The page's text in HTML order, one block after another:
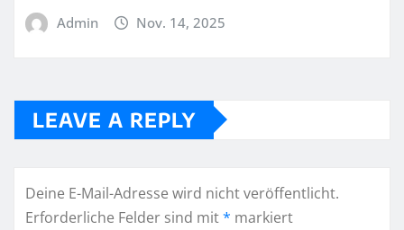
Admin Nov. 14, 2025
LEAVE A REPLY
Deine E-Mail-Adresse wird nicht veröffentlicht.
Erforderliche Felder sind mit* markiert